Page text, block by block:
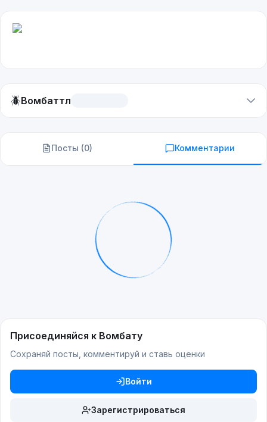
🪲Вомбаттл
Посты (0) Комментарии
Присоединяйся к Вомбату
Сохраняй посты, комментируй и ставь оценки
Войти
Зарегистрироваться